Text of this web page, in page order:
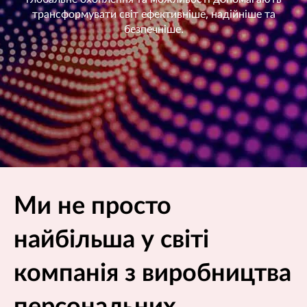
м
о
с
я
трансформувати світ ефективніше, надійніше та
безпечніше.
Ми не просто
найбільша у світі
компанія з виробництва